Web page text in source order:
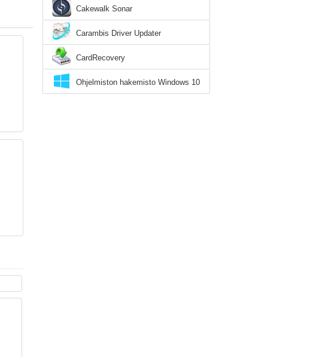
Cakewalk Sonar
Carambis Driver Updater
CardRecovery
Ohjelmiston hakemisto Windows 10